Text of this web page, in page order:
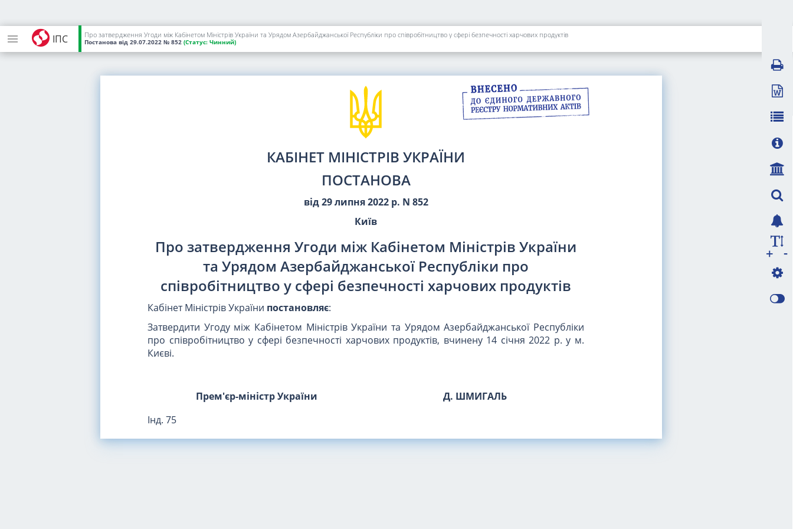
ІПС Про затвердження Угоди між Кабінетом Міністрів України та Урядом Азербайджанської Республіки про співробітництво у сфері безпечності харчових продуктів
Постанова від 29.07.2022 № 852 (Статус: Чинний)
КАБІНЕТ МІНІСТРІВ УКРАЇНИ
ПОСТАНОВА
від 29 липня 2022 р. N 852
Київ
Про затвердження Угоди між Кабінетом Міністрів України
та Урядом Азербайджанської Республіки про
співробітництво у сфері безпечності харчових продуктів
Кабінет Міністрів України постановляє:
Затвердити Угоду між Кабінетом Міністрів України та Урядом Азербайджанської Республіки
про співробітництво у сфері безпечності харчових продуктів, вчинену 14 січня 2022 р. у м.
Києві.
Прем'єр-міністр України
Д. ШМИГАЛЬ
Інд. 75
-
+